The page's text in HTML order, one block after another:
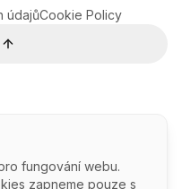
fungování webu.
zapneme pouze s
údajůCookie Policy